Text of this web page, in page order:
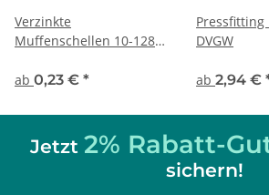
Verzinkte
Muffenschellen 10-128
ab 0,23 € *
Pressfitting
DVGW
ab 2,94 €
Jetzt 2% Rabatt-
sichern!